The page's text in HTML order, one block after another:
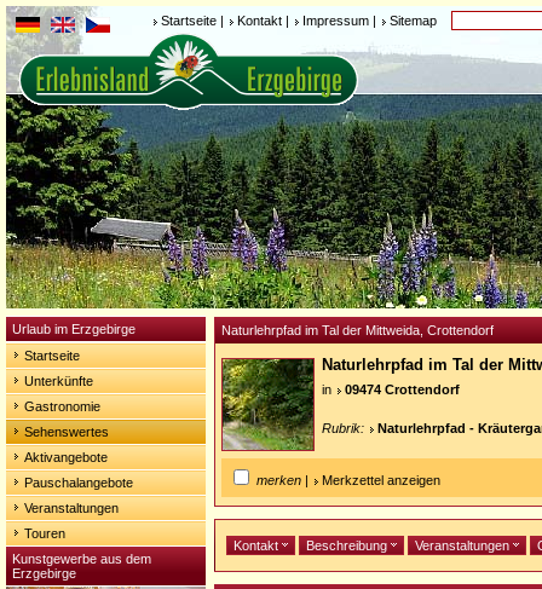
Startseite | Kontakt | Impressum | Sitemap
Urlaub im Erzgebirge
Startseite
Unterkünfte
Gastronomie
Sehenswertes
Aktivangebote
Pauschalangebote
Veranstaltungen
Touren
Kunstgewerbe aus dem
Erzgebirge
Naturlehrpfad im Tal der Mittweida, Crottendorf
Naturlehrpfad im Tal der
in 09474 Crottendorf
Rubrik: Naturlehrpfad -
merken | Merkzettel anzeigen
Kontakt Beschreibung Veranstaltungen